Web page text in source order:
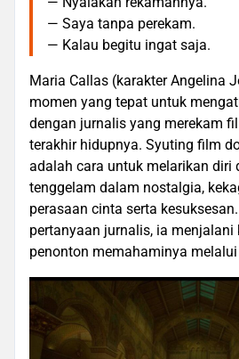
— Saya tanpa perekam.
— Kalau begitu ingat saja.
Maria Callas (karakter Angelina
momen yang tepat untuk
dengan jurnalis yang merekam
terakhir hidupnya. Syuting film
adalah cara untuk melarikan diri
tenggelam dalam nostalgia,
perasaan cinta serta
pertanyaan jurnalis, ia
penonton memahaminya